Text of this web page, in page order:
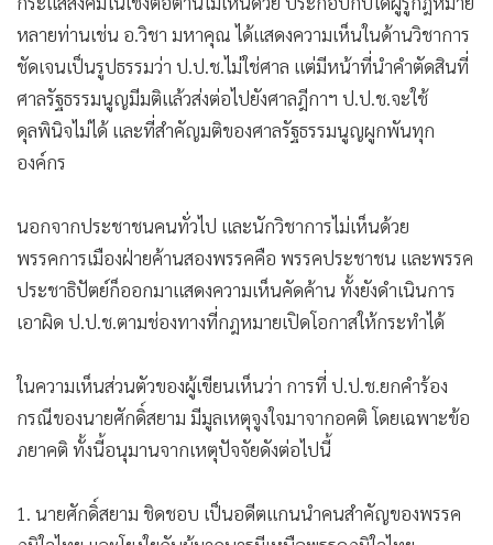
• หุ้น
• อินโดจีน
• กองทุนรวม
Celeb Online
•
Factcheck
• News1
• Gotomanager
เมื่อข่าวการยกคำร้องของ ป.ป.ช.ได้เผยแพร่ออกไป ทำให้เกิด
กระแสสังคมในเชิงต่อต้านไม่เห็นด้วย ประกอบกับได้ผู้รู้กฎหมาย
ชัดเจนเป็นรูปธรรมว่า ป.ป.ช.ไม่ใช่ศาล แต่มีหน้าที่นำคำตัดสินที่
ศาลรัฐธรรมนูญมีมติแล้วส่งต่อไปยังศาลฎีกาฯ ป.ป.ช.จะใช้
ดุลพินิจไม่ได้ และที่สำคัญมติของศาลรัฐธรรมนูญผูกพันทุก